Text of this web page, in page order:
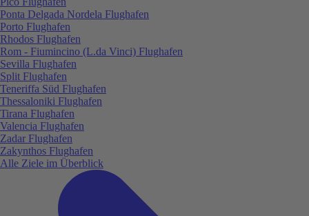
Ponta Delgada Nordela Flughafen
Porto Flughafen
Rhodos Flughafen
Rom - Fiumincino (L.da Vinci) Flughafen
Sevilla Flughafen
Split Flughafen
Teneriffa Süd Flughafen
Thessaloniki Flughafen
Tirana Flughafen
Valencia Flughafen
Zadar Flughafen
Zakynthos Flughafen
Alle Ziele im Überblick